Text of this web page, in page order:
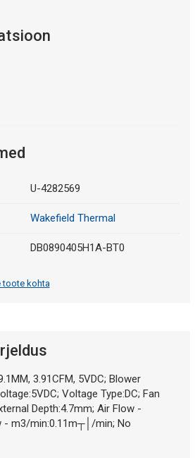
U-4282569
Wakefield Thermal
DB0890405H1A-BT0
toote kohta
3.91CFM, 5VDC; Blower
Voltage Type:DC; Fan
Depth:4.7mm; Air Flow -
- m3/min:0.11m┬│/min; No